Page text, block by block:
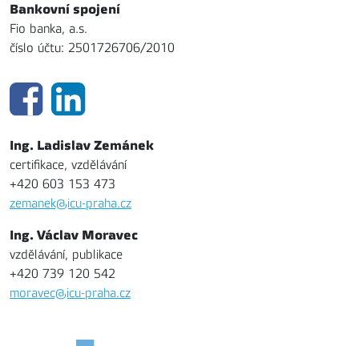
Bankovní spojení
Fio banka, a.s.
číslo účtu: 2501726706/2010
Ing. Ladislav Zemánek
certifikace, vzdělávání
+420 603 153 473
zemanek@icu-praha.cz
Ing. Václav Moravec
vzdělávání, publikace
+420 739 120 542
moravec@icu-praha.cz